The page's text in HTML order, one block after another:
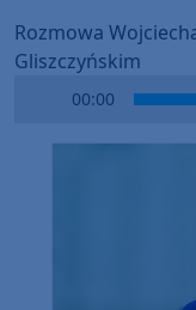
Rozmowa
Gliszczyńskim
00:00